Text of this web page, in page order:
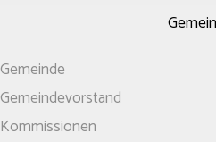
Gemeinde
Gemeindevorstand
Kommissionen